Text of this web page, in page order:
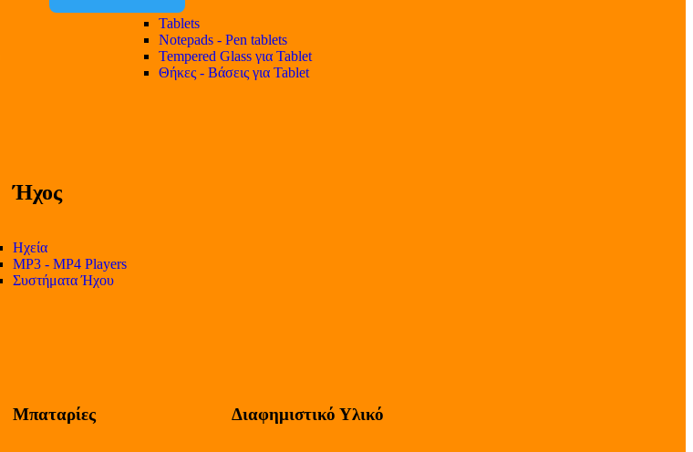
Tablets
Notepads - Pen tablets
Tempered Glass για Tablet
Θήκες - Βάσεις για Tablet
Ήχος
Ηχεία
MP3 - MP4 Players
Συστήματα Ήχου
Μπαταρίες Διαφημιστικό Υλικό